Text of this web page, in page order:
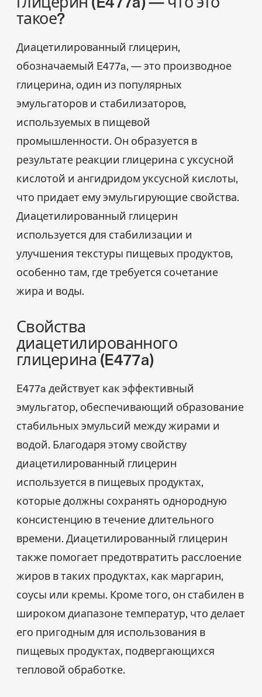
такое?
Диацетилированный глицерин,
обозначаемый E477a, — это производное
глицерина, один из популярных
эмульгаторов и стабилизаторов,
используемых в пищевой
промышленности. Он образуется в
результате реакции глицерина с уксусной
кислотой и ангидридом уксусной кислоты,
что придает ему эмульгирующие свойства.
Диацетилированный глицерин
используется для стабилизации и
улучшения текстуры пищевых продуктов,
особенно там, где требуется сочетание
жира и воды.
Свойства
диацетилированного
глицерина (E477a)
E477a действует как эффективный
эмульгатор, обеспечивающий образование
стабильных эмульсий между жирами и
водой. Благодаря этому свойству
диацетилированный глицерин
используется в пищевых продуктах,
которые должны сохранять однородную
консистенцию в течение длительного
времени. Диацетилированный глицерин
также помогает предотвратить расслоение
жиров в таких продуктах, как маргарин,
соусы или кремы. Кроме того, он стабилен в
широком диапазоне температур, что делает
его пригодным для использования в
пищевых продуктах, подвергающихся
тепловой обработке.